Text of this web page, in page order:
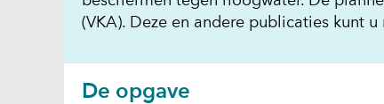
(VKA). Deze en andere publicaties kunt
De opgave